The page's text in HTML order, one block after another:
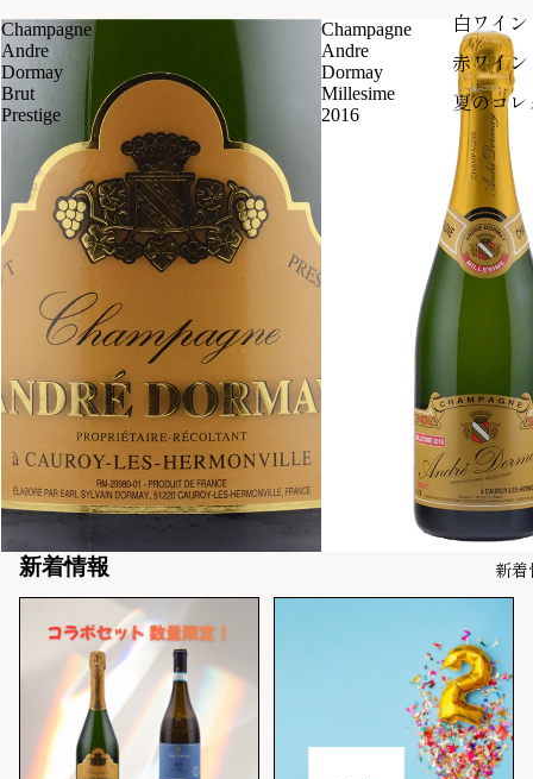
白ワイン
赤ワイン
夏のコ
新
Champagne
Andre
Dormay
Brut
Prestige
Champagne
Andre
Dormay
Millesime
2016
新着情報
【期間限定】さちさんコラ
ボ
20％OFFキャンペーン開催